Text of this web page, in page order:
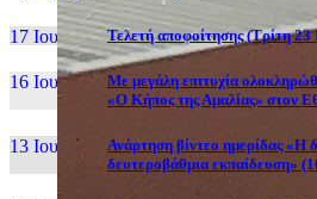
17 Ιουν, 26 Τελετή αποφοίτησης (Τρίτη 23
16 Ιουν, 26
Με μεγάλη επιτυχία
«Ο Κήπος της Αμαλίας» στον
13 Ιουν, 26
Ανάρτηση βίντεο ημερίδας «Η
δευτεροβάθμια εκπαίδευση»